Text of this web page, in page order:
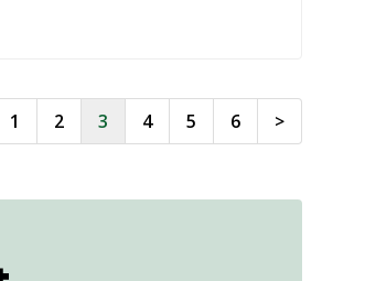
1 2 3 4 5 6 >